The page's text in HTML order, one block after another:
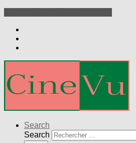
Search
Search